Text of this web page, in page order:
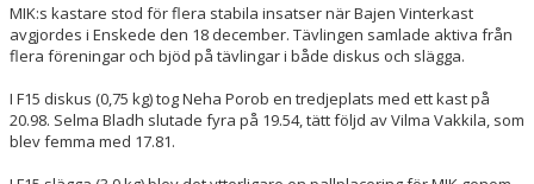
HITTA PÅ SIDAN
MIK:s kastare stod för flera stabila insatser när Bajen Vinterkast
avgjordes i Enskede den 18 december. Tävlingen samlade aktiva från
flera föreningar och bjöd på tävlingar i både diskus och slägga.
I F15 diskus (0,75 kg) tog Neha Porob en tredjeplats med ett kast på
20.98. Selma Bladh slutade fyra på 19.54, tätt följd av Vilma Vakkila, som
blev femma med 17.81.